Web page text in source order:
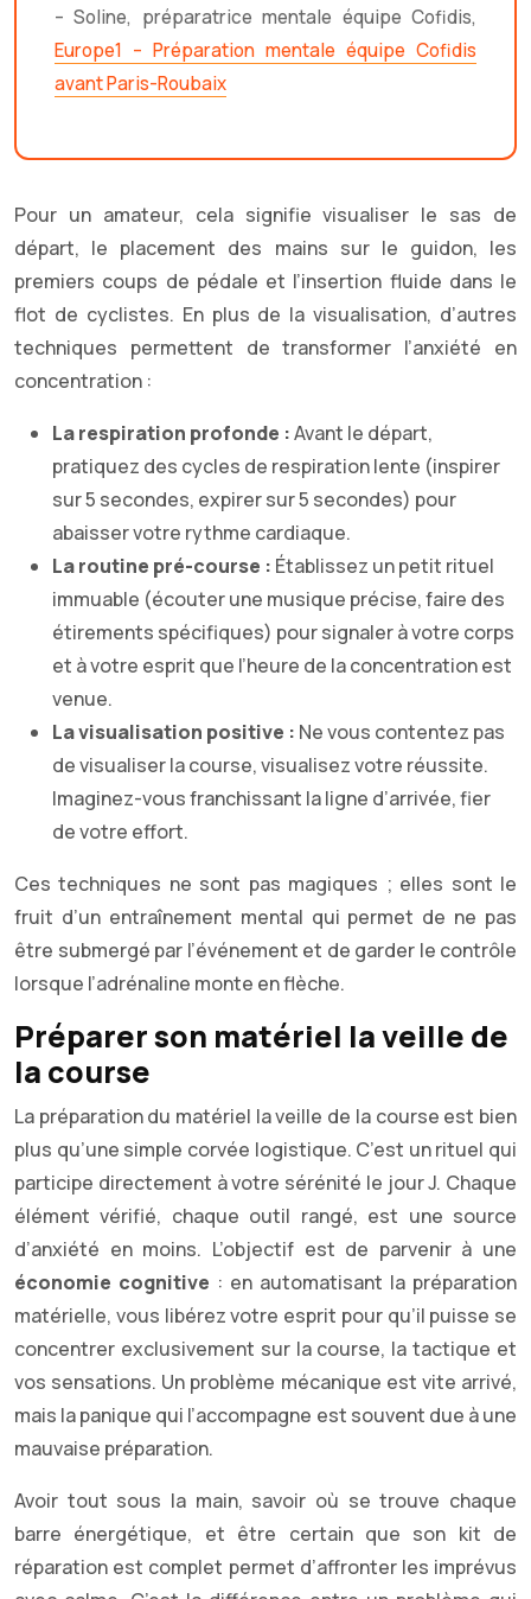
– Soline, préparatrice mentale équipe Cofidis,
Europe1 – Préparation mentale équipe Cofidis
avant Paris-Roubaix
Pour un amateur, cela signifie visualiser le sas de
départ, le placement des mains sur le guidon, les
premiers coups de pédale et l’insertion fluide dans le
flot de cyclistes. En plus de la visualisation, d’autres
techniques permettent de transformer l’anxiété en
concentration :
La respiration profonde :Avant le départ,
pratiquez des cycles de respiration lente (inspirer
sur 5 secondes, expirer sur 5 secondes) pour
abaisser votre rythme cardiaque.
La routine pré-course : Établissez un petit rituel
immuable (écouter une musique précise, faire des
étirements spécifiques) pour signaler à votre corps
et à votre esprit que l’heure de la concentration est
venue.
La visualisation positive : Ne vous contentez pas
de visualiser la course, visualisez votre réussite.
Imaginez-vous franchissant la ligne d’arrivée, fier
de votre effort.
Ces techniques ne sont pas magiques ; elles sont le
fruit d’un entraînement mental qui permet de ne pas
être submergé par l’événement et de garder le contrôle
lorsque l’adrénaline monte en flèche.
Préparer son matériel la veille de
la course
La préparation du matériel la veille de la course est bien
plus qu’une simple corvée logistique. C’est un rituel qui
participe directement à votre sérénité le jour J. Chaque
élément vérifié, chaque outil rangé, est une source
d’anxiété en moins. L’objectif est de parvenir à une
économie cognitive : en automatisant la préparation
matérielle, vous libérez votre esprit pour qu’il puisse se
concentrer exclusivement sur la course, la tactique et
vos sensations. Un problème mécanique est vite arrivé,
mais la panique qui l’accompagne est souvent due à une
mauvaise préparation.
Avoir tout sous la main, savoir où se trouve chaque
barre énergétique, et être certain que son kit de
réparation est complet permet d’affronter les imprévus